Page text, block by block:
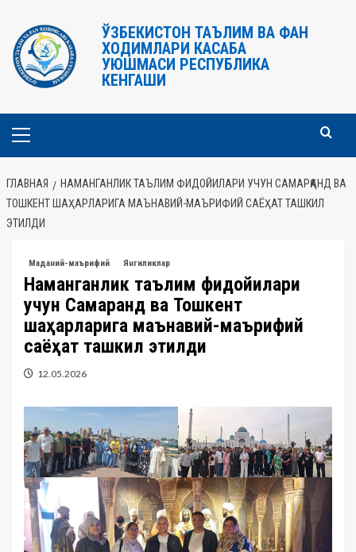
содержимому
ЎЗБЕКИСТОН ТАЪЛИМ ВА ФАН
ХОДИМЛАРИ КАСАБА
УЮШМАСИ РЕСПУБЛИКА
КЕНГАШИ
Основное
ГЛАВНАЯ
НАМАНГАНЛИК ТАЪЛИМ ФИДОЙИЛАРИ УЧУН САМАРҚАНД ВА
ТОШКЕНТ ШАҲАРЛАРИГА МАЪНАВИЙ-МАЪРИФИЙ САЁҲАТ ТАШКИЛ
ЭТИЛДИ
Маданий-маърифий Янгиликлар
Наманганлик таълим фидойилари
учун Самарқанд ва Тошкент
шаҳарларига маънавий-маърифий
саёҳат ташкил этилди
12.05.2026